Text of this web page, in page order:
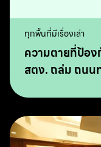
ทุกพื้นที่มีเรื่องเล่า
ความตายที่ป้อง
สตง. ถล่ม ถนน